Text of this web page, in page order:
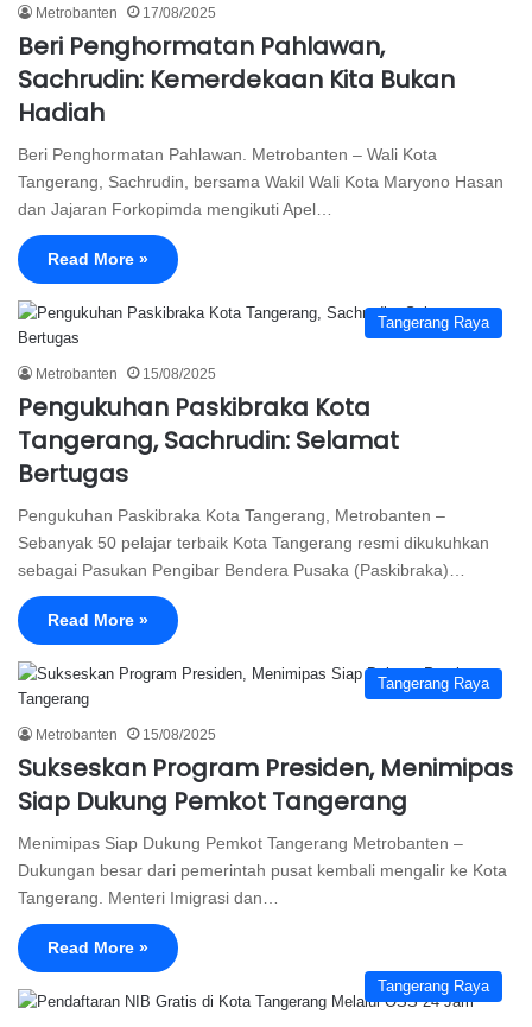
Metrobanten 17/08/2025
Beri Penghormatan Pahlawan,
Sachrudin: Kemerdekaan Kita Bukan
Hadiah
Beri Penghormatan Pahlawan. Metrobanten – Wali Kota
Tangerang, Sachrudin, bersama Wakil Wali Kota Maryono Hasan
dan Jajaran Forkopimda mengikuti Apel…
Read More »
Tangerang Raya
Metrobanten 15/08/2025
Pengukuhan Paskibraka Kota
Tangerang, Sachrudin: Selamat
Bertugas
Pengukuhan Paskibraka Kota Tangerang, Metrobanten –
Sebanyak 50 pelajar terbaik Kota Tangerang resmi dikukuhkan
sebagai Pasukan Pengibar Bendera Pusaka (Paskibraka)…
Read More »
Tangerang Raya
Metrobanten 15/08/2025
Sukseskan Program Presiden, Menimipas
Siap Dukung Pemkot Tangerang
Menimipas Siap Dukung Pemkot Tangerang Metrobanten –
Dukungan besar dari pemerintah pusat kembali mengalir ke Kota
Tangerang. Menteri Imigrasi dan…
Read More »
Tangerang Raya